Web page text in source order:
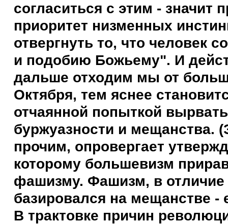
согласиться с этим - значит
приоритет низменных
отвергнуть то, что человек
и подобию Божьему". И
дальше отходим мы от
Октября, тем яснее
отчаянной попыткой
буржуазности и мещанства.
прочим, опровергает
которому большевизм
фашизму. Фашизм, в отличие
базировался на мещанстве -
В трактовке причин